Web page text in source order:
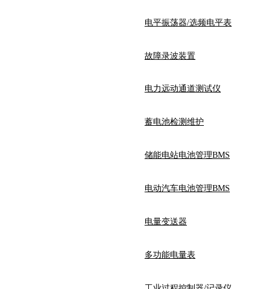
电平振荡器/选频电平表
故障录波装置
电力远动通道测试仪
蓄电池检测维护
储能电站电池管理BMS
电动汽车电池管理BMS
电量变送器
多功能电量表